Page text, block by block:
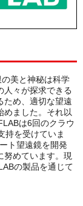
美と神秘は科学
人々が探求できる
ため、適切な望遠
めました。それ以
は6回のクラウ
持を受けていま
ト望遠鏡を開発
努めています。現
の製品を通じて